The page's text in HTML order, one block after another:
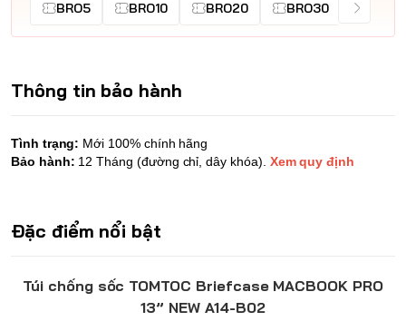
BRO5 BRO10 BRO20 BRO30
Thông tin bảo hành
Tình trạng: Mới 100% chính hãng
Bảo hành: 12 Tháng (đường chỉ, dây khóa) Xem quy định
Đặc điểm nổi bật
Túi chống sốc TOMTOC Briefcase MACBOOK PRO
13” NEW A14-B02